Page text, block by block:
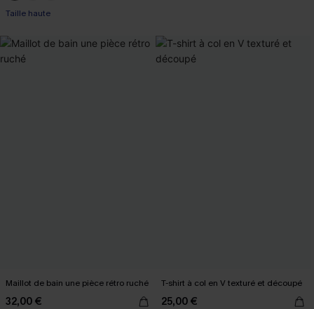
Taille haute
Maillot de bain une pièce rétro ruché
32,00 €
T-shirt à col en V texturé et découpé
25,00 €